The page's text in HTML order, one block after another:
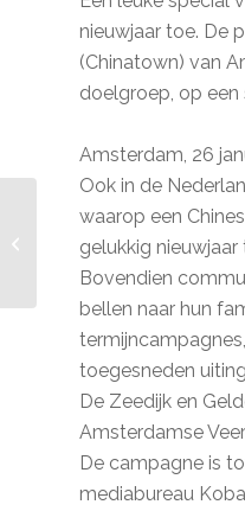
nieuwjaar toe. De
(Chinatown) van
doelgroep, op
Amsterdam, 26
Ook in de
waarop een
gelukkig nieuwjaar
Bovendien
bellen naar hun
toegesneden
De Zeedijk en
Amsterdamse
De campagne is
mediabureau
Licht in reclameborden
later uit